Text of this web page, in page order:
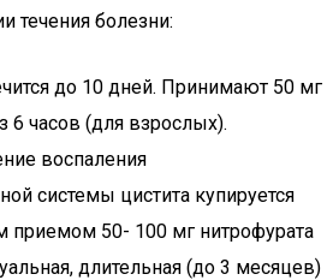
течения болезни:
до 10 дней. Принимают 50 мг
6 часов (для взрослых).
воспаления
системы цистита купируется
50- 100 мг нитрофурата
длительная (до 3 месяцев)